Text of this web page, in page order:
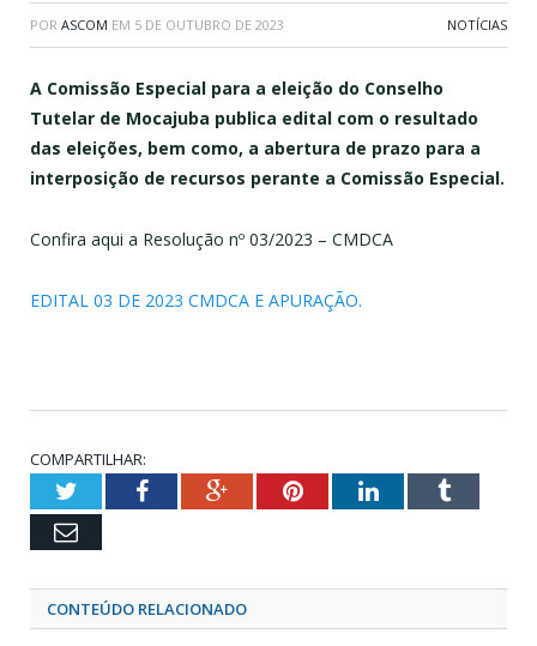
POR ASCOM EM 5 DE OUTUBRO DE 2023 NOTÍCIAS
A Comissão Especial para a eleição do Conselho
Tutelar de Mocajuba publica edital com o resultado
das eleições, bem como, a abertura de prazo para a
interposição de recursos perante a Comissão Especial.
Confira aqui a Resolução nº 03/2023 – CMDCA
EDITAL 03 DE 2023 CMDCA E APURAÇÃO.
COMPARTILHAR:
TwitterFacebookGoogle+PinterestLinkedInTumblr
Email
CONTEÚDO RELACIONADO